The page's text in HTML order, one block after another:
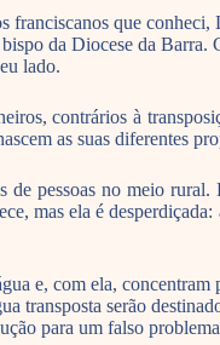
que
da Diocese da
lado.
contrários à
as suas diferentes
pessoas no meio
mas ela é
e, com ela,
transposta serão
para um falso